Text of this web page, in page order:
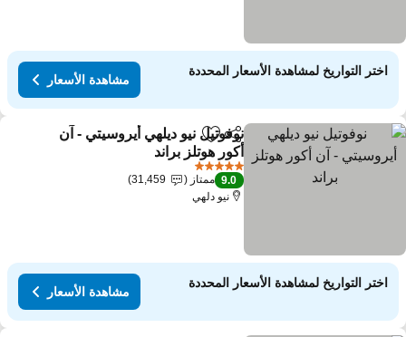
اختر التواريخ لمشاهدة الأسعار المحددة
مشاهدة الأسعار
مشاركةAdd to favorites
نوفوتيل نيو ديلهي أيروسيتي - آن
أكور هوتلز براند
9.0 ممتاز
31,459
نيو دلهي
اختر التواريخ لمشاهدة الأسعار المحددة
مشاهدة الأسعار